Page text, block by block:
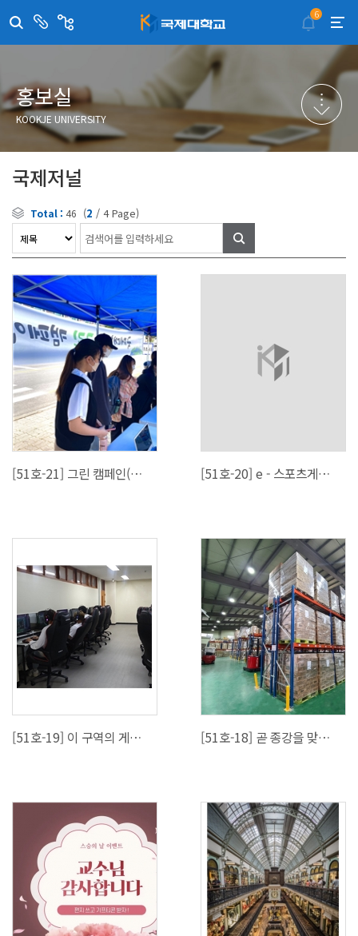
센
국제대학교 입학안내
학술정보원
학생생활관
국제교류센터
산학협력단
평생교육원
교수학습지원센터
무선인터넷이용안내
포탈사이트
증명발급사이트
국제무인항공
6
홍보실
KOOKJE UNIVERSITY
국제저널
Total : 46 (2 / 4Page)
[51호-21] 그린 캠페인(지금도 구할 수 있어! 국제대 학생들의 그린 캠페인) [51호-20] e - 스포츠게임전공 하재필 교수님 칼럼
[51호-19] 이 구역의 게임왕은 나야 나! [51호-18] 곧 종강을 맞이할 국제대인을 위한 아르바이트 소개